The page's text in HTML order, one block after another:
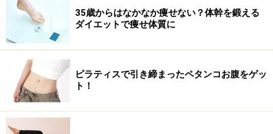
35歳からはなかなか痩せない？体幹を鍛える
ダイエットで痩せ体質に
ピラティスで引き締まったペタンコお腹をゲッ
ト！